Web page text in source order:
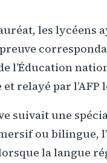
les lycéens
l’Éducation
relayé par l’AFP
suivait une
ou bilingue,
la langue